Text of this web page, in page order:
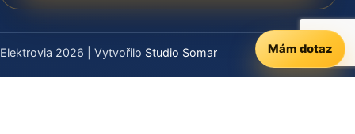
Mám dotaz
Elektrovia 2026 | Vytvořilo Studio Somar